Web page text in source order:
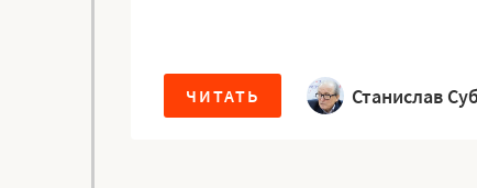
ЧИТАТЬ Станислав